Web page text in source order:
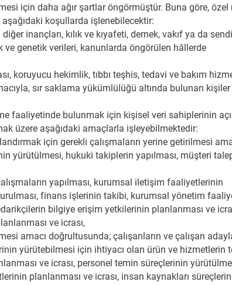
için daha ağır şartlar öngörmüştür. Buna göre,
aşağıdaki koşullarda işlenebilecektir:
inançları, kılık ve kıyafeti, dernek, vakıf ya da
genetik verileri, kanunlarda öngörülen hâllerde
koruyucu hekimlik, tıbbı teşhis, tedavi ve bakım
sır saklama yükümlülüğü altında bulunan kişiler
faaliyetinde bulunmak için kişisel veri sahiplerinin
üzere aşağıdaki amaçlarla işleyebilmektedir:
için gerekli çalışmaların yerine getirilmesi
yürütülmesi, hukuki takiplerin yapılması, müşteri
yapılması, kurumsal iletişim faaliyetlerinin
finans işlerinin takibi, kurumsal yönetim
bilgiye erişim yetkilerinin planlanması ve
ve icrası,
amacı doğrultusunda; çalışanların ve çalışan
yürütebilmesi için ihtiyacı olan ürün ve hizmetlerin
ve icrası, personel temin süreçlerinin
planlanması ve icrası, insan kaynakları